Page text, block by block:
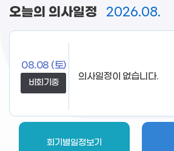
오늘의 의사일정 2026.08.
08.08 (토)
비회기중
회기별일정보기